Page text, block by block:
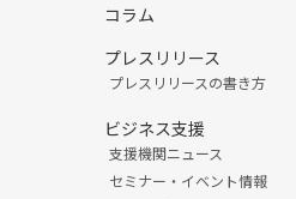
コラム
プレスリリース
プレスリリースの書き方
ビジネス支援
支援機関ニュース
セミナー・イベント情報